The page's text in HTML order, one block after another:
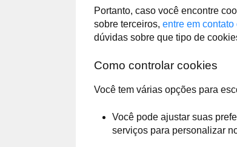
Portanto, caso você encontre
sobre terceiros, entre em contato
dúvidas sobre que tipo de
Como controlar cookies
Você tem várias opções para
Você pode ajustar suas
serviços para personalizar